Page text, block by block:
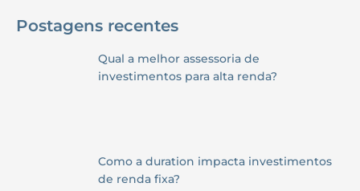
Postagens recentes
Qual a melhor assessoria de
investimentos para alta renda?
Como a duration impacta investimentos
de renda fixa?